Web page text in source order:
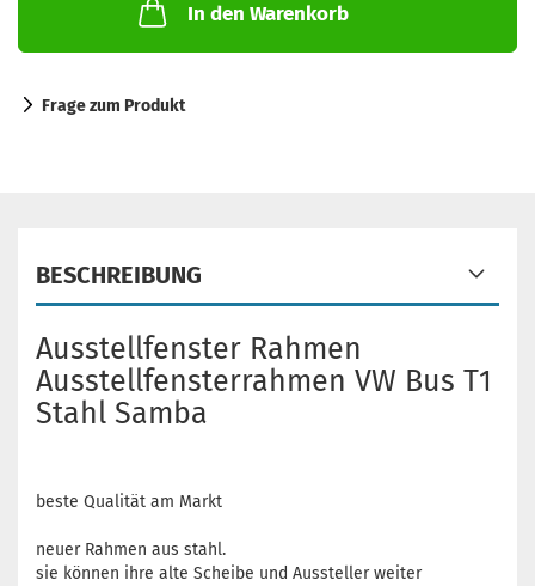
In den Warenkorb
Frage zum Produkt
BESCHREIBUNG
Ausstellfenster Rahmen
Ausstellfensterrahmen VW Bus T1
Stahl Samba
beste Qualität am Markt
neuer Rahmen aus stahl.
sie können ihre alte Scheibe und Aussteller weiter